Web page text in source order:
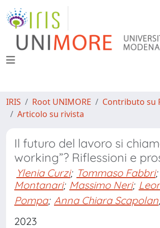
IRIS Root UNIMORE
Contributo su
Articolo su rivista
Il futuro del lavoro si
working”? Riflessioni e
Ylenia Curzi; Tommaso Fabbri;
Montanari; Massimo Neri;
Pompa; Anna Chiara Scapolan;
2023